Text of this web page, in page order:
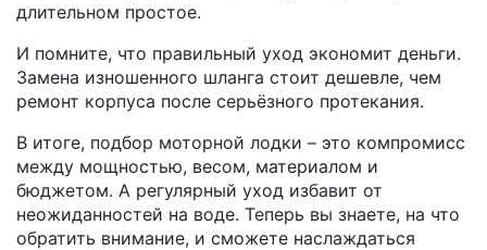
длительном простое.
И помните, что правильный уход экономит деньги.
Замена изношенного шланга стоит дешевле, чем
ремонт корпуса после серьёзного протекания.
В итоге, подбор моторной лодки – это компромисс
между мощностью, весом, материалом и
бюджетом. А регулярный уход избавит от
неожиданностей на воде. Теперь вы знаете, на что
обратить внимание, и сможете наслаждаться